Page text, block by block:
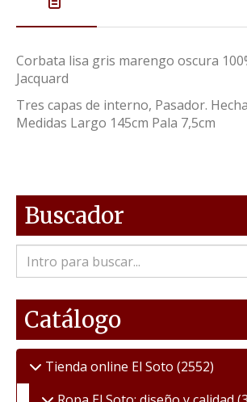
Corbata lisa gris marengo oscura
Jacquard
Tres capas de interno, Pasador.
Medidas Largo 145cm Pala 7,5cm
Buscador
Catálogo
Tienda online El Soto (2552)